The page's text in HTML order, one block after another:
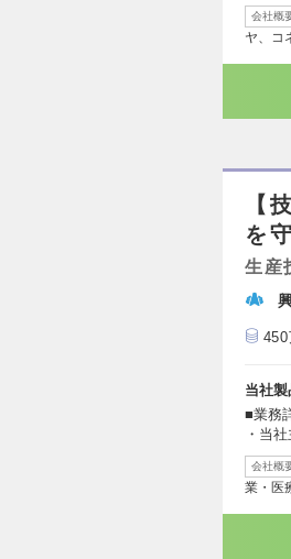
会社概
ヤ、コ
【
を
生産
当社
■業務
・当
会社概
業・医